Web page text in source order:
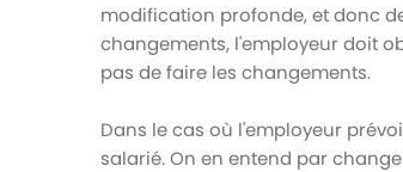
modification profonde, et donc
changements, l'employeur doit
pas de faire les changements.
Dans le cas où l'employeur
salarié. On en entend par